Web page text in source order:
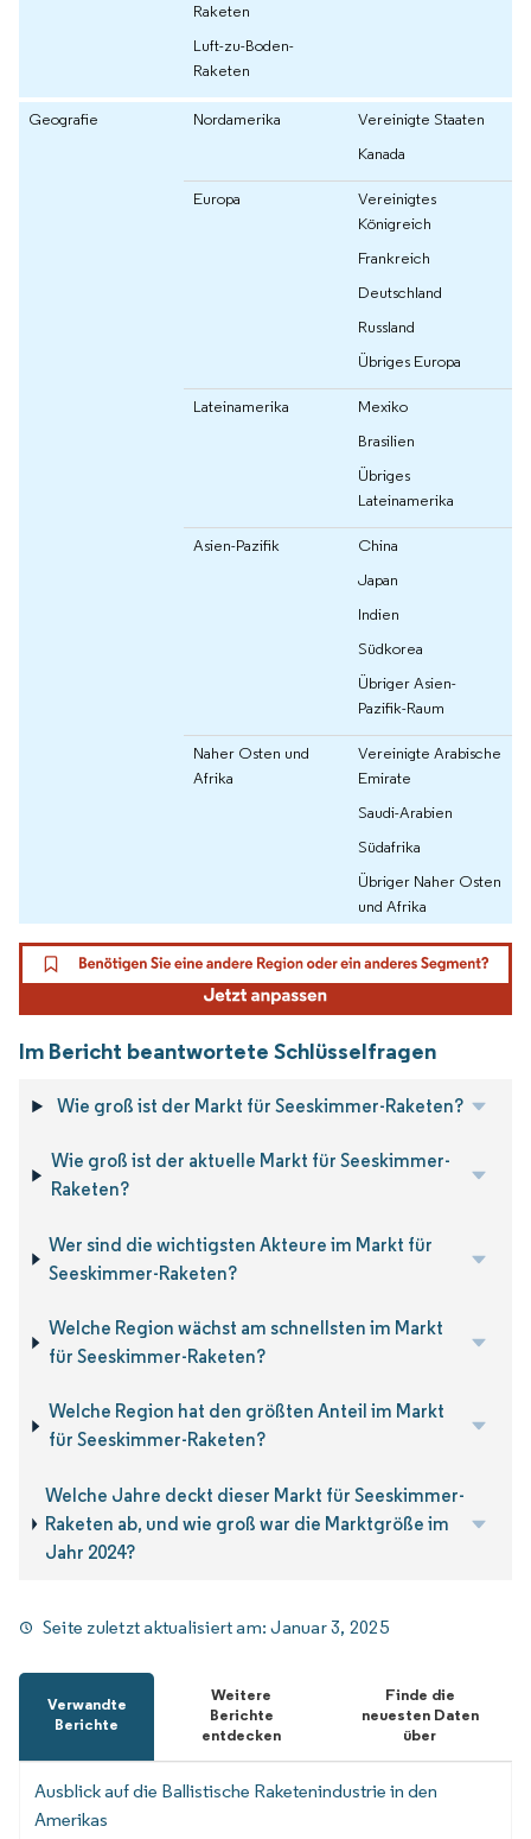
Raketen
Luft-zu-Boden-
Raketen
Geografie Nordamerika
Vereinigte Staaten
Kanada
Europa
Vereinigtes
Königreich
Frankreich
Deutschland
Russland
Übriges Europa
Lateinamerika
Mexiko
Brasilien
Übriges
Lateinamerika
Asien-Pazifik
China
Japan
Indien
Südkorea
Übriger Asien-
Pazifik-Raum
Naher Osten und
Afrika
Vereinigte Arabische
Emirate
Saudi-Arabien
Südafrika
Übriger Naher Osten
und Afrika
Im Bericht beantwortete Schlüsselfragen
Wie groß ist der Markt für Seeskimmer-Raketen?
Wie groß ist der aktuelle Markt für Seeskimmer-
Raketen?
Wer sind die wichtigsten Akteure im Markt für
Seeskimmer-Raketen?
Welche Region wächst am schnellsten im Markt
für Seeskimmer-Raketen?
Welche Region hat den größten Anteil im Markt
für Seeskimmer-Raketen?
Welche Jahre deckt dieser Markt für Seeskimmer-
Raketen ab, und wie groß war die Marktgröße im
Jahr 2024?
Seite zuletzt aktualisiert am:Januar 3, 2025
Verwandte
Berichte
Weitere
Berichte
entdecken
Finde die
neuesten Daten
über
Ausblick auf die Ballistische Raketenindustrie in den
Amerikas